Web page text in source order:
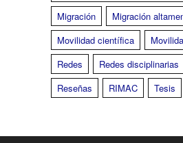
Migración
Migración
Movilidad científica
Redes
Redes disciplinarias
Reseñas
RIMAC Tesis